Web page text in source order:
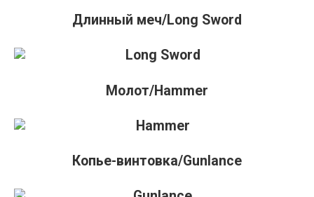
Длинный меч/Long Sword
Молот/Hammer
Копье-винтовка/Gunlance